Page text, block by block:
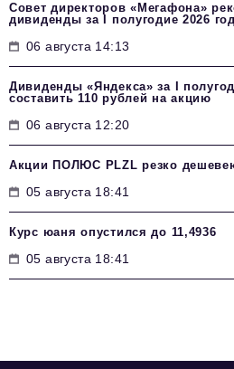
Совет директоров «Мегафона»
дивиденды за I полугодие 2026
06 августа 14:13
Дивиденды «Яндекса» за I
составить 110 рублей на акцию
06 августа 12:20
Акции ПОЛЮС PLZL резко
05 августа 18:41
Курс юаня опустился до 11,4936
05 августа 18:41